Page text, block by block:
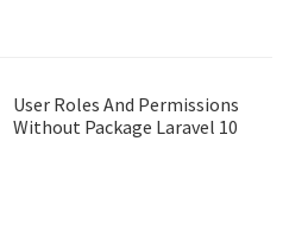
User Roles And Permissions
Without Package Laravel 10